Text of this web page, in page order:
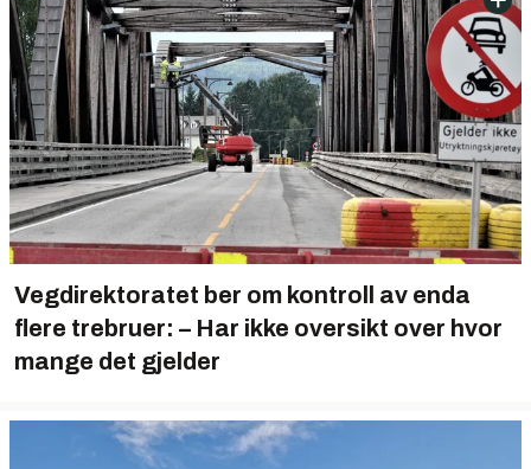
Vegdirektoratet ber om kontroll av enda
flere trebruer: – Har ikke oversikt over hvor
mange det gjelder